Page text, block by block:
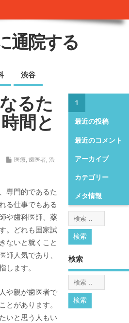
通院する
渋谷
るた
間と
医療, 歯医者, 渋
専門的であるた
る仕事でもある
や歯科医師、薬
。どれも国家試
ないと就くこと
師人気であり、
します。
や親が歯医者で
とがあります。
いと思う人もい
1
最近の投稿
最近のコメント
アーカイブ
カテゴリー
メタ情報
検索